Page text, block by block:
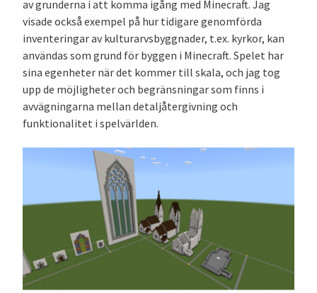
av grunderna i att komma igång med Minecraft. Jag
visade också exempel på hur tidigare genomförda
inventeringar av kulturarvsbyggnader, t.ex. kyrkor, kan
användas som grund för byggen i Minecraft. Spelet har
sina egenheter när det kommer till skala, och jag tog
upp de möjligheter och begränsningar som finns i
avvägningarna mellan detaljåtergivning och
funktionalitet i spelvärlden.